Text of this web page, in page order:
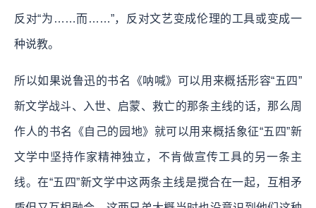
反对“为……而……”，反对文艺变成伦理的工具或变成一
种说教。
所以如果说鲁迅的书名《呐喊》可以用来概括形容“五四”
新文学战斗、入世、启蒙、救亡的那条主线的话，那么周
作人的书名《自己的园地》就可以用来概括象征“五四”新
文学中坚持作家精神独立，不肯做宣传工具的另一条主
线。在“五四”新文学中这两条主线是搅合在一起，互相矛